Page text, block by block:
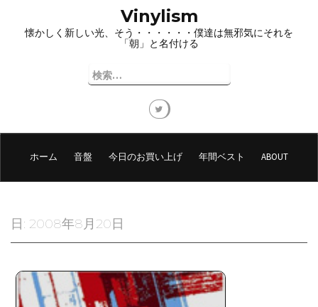
プ
Vinylism
懐かしく新しい光、そう・・・・・・僕達は無邪気にそれを
「朝」と名付ける
検
索:
ホーム 音盤 今日のお買い上げ 年間ベスト ABOUT
日: 2008年8月20日